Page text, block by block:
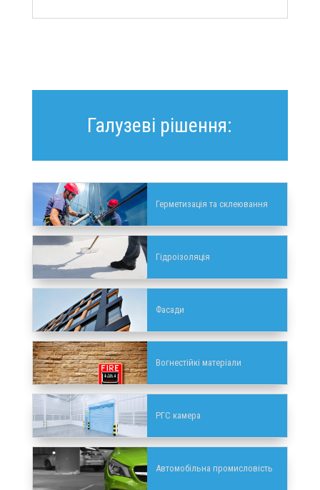
Галузеві рішення:
Герметизація та склеювання
Гідроізоляція
Фасади
Вогнестійкі матеріали
РГС камера
Автомобільна промисловість